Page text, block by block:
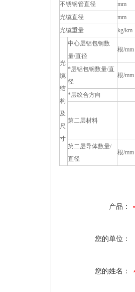
不锈钢管直径
mm
光缆直径
mm
光缆重量
kg/km
光
缆
结
构
及
尺
寸
中心层铝包钢数
量/直径
根/mm
*层铝包钢数量/直
径
根/mm
*层绞合方向
第二层材料
第二层导体数量/
直径
根/mm
产品：
您的单位：
您的姓名：